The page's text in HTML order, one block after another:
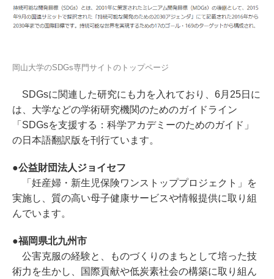
岡山大学のSDGs専門サイトのトップページ
SDGsに関連した研究にも力を入れており、6月25日に
は、大学などの学術研究機関のためのガイドライン
「SDGsを支援する：科学アカデミーのためのガイド」
の日本語翻訳版を刊行ています。
●公益財団法人ジョイセフ
「妊産婦・新生児保険ワンストッププロジェクト」を
実施し、質の高い母子健康サービスや情報提供に取り組
んでいます。
●福岡県北九州市
公害克服の経験と、ものづくりのまちとして培った技
術力を生かし、国際貢献や低炭素社会の構築に取り組ん